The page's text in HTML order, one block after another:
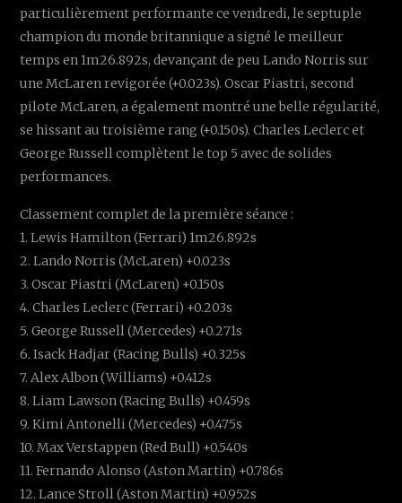
particulièrement performante ce vendredi, le septuple
champion du monde britannique a signé le meilleur
temps en 1m26.892s, devançant de peu Lando Norris sur
une McLaren revigorée (+0.023s). Oscar Piastri, second
pilote McLaren, a également montré une belle régularité,
se hissant au troisième rang (+0.150s). Charles Leclerc et
George Russell complètent le top 5 avec de solides
performances.
Classement complet de la première séance :
1. Lewis Hamilton (Ferrari) 1m26.892s
2. Lando Norris (McLaren) +0.023s
3. Oscar Piastri (McLaren) +0.150s
4. Charles Leclerc (Ferrari) +0.203s
5. George Russell (Mercedes) +0.271s
6. Isack Hadjar (Racing Bulls) +0.325s
7. Alex Albon (Williams) +0.412s
8. Liam Lawson (Racing Bulls) +0.459s
9. Kimi Antonelli (Mercedes) +0.475s
10. Max Verstappen (Red Bull) +0.540s
11. Fernando Alonso (Aston Martin) +0.786s
12. Lance Stroll (Aston Martin) +0.952s